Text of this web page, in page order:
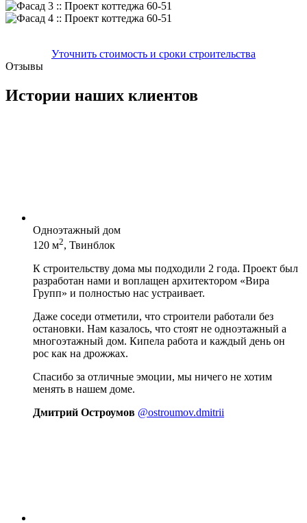
Уточнить стоимость и сроки строительства
Отзывы
Истории наших клиентов
Одноэтажный дом
120 м2, Твинблок
К строительству дома мы подходили 2 года. Проект был
разработан нами и воплащен архитектором «Вира
Групп» и полностью нас устраивает.
Даже соседи отметили, что строители работали без
остановки. Нам казалось, что стоят не одноэтажный а
многоэтажный дом. Кипела работа и каждый день он
рос как на дрожжах.
Спасибо за отличные эмоции, мы ничего не хотим
менять в нашем доме.
Дмитрий Остроумов @ostroumov.dmitrii